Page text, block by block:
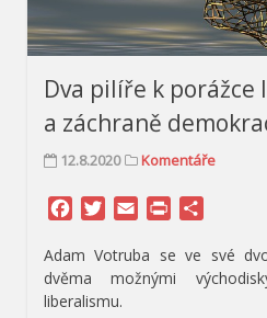
Dva pilíře k
a záchraně
12.8.2020 Komentáře
Facebook
Twitter
Email Print
Adam Votruba se ve své
dvěma možnými
liberalismu.